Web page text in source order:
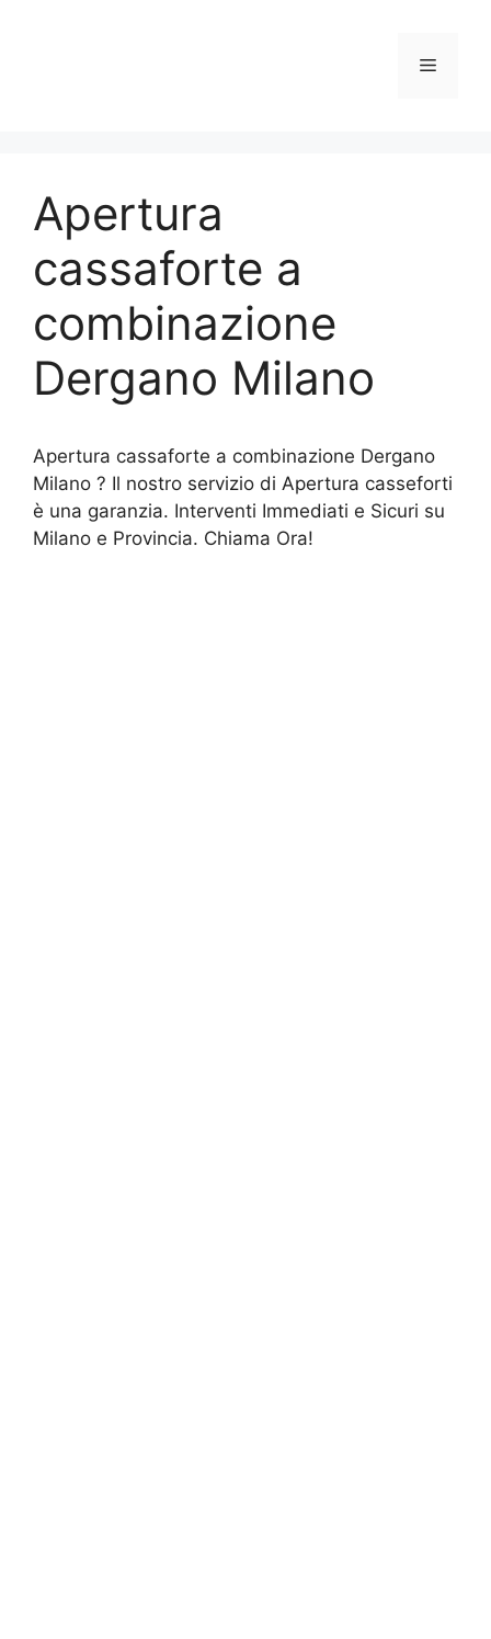
Menu
Apertura
cassaforte a
combinazione
Dergano Milano
Apertura cassaforte a combinazione Dergano
Milano ? Il nostro servizio di Apertura casseforti
è una garanzia. Interventi Immediati e Sicuri su
Milano e Provincia. Chiama Ora!